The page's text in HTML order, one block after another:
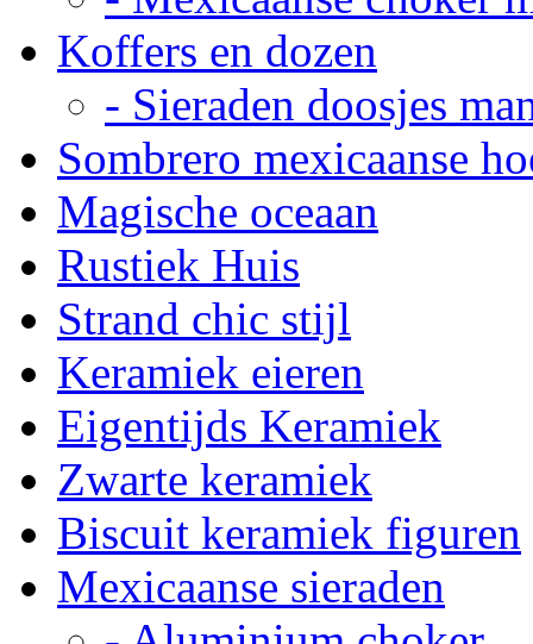
Koffers en dozen
- Sieraden doosjes
Sombrero mexicaanse
Magische oceaan
Rustiek Huis
Strand chic stijl
Keramiek eieren
Eigentijds Keramiek
Zwarte keramiek
Biscuit keramiek figuren
Mexicaanse sieraden